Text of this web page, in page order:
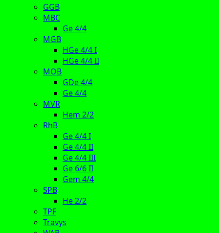
GGB
MBC
Ge 4/4
MGB
HGe 4/4 I
HGe 4/4 II
MOB
GDe 4/4
Ge 4/4
MVR
Hem 2/2
RhB
Ge 4/4 I
Ge 4/4 II
Ge 4/4 III
Ge 6/6 II
Gem 4/4
SPB
He 2/2
TPF
Travys